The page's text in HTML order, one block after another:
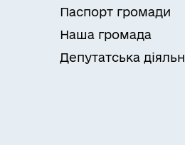
Паспорт громади
Наша громада
Депутатська